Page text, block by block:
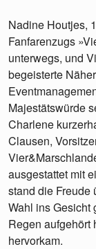
Nadine Houtjes,
Fanfarenzugs
unterwegs, und
begeisterte
Majestätswürde
Charlene
Clausen,
ausgestattet mit
stand die Freude
Wahl ins Gesicht
Regen aufgehört
hervorkam.